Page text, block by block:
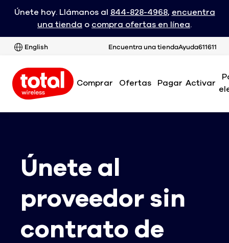
Únete hoy. Llámanos al 844-828-4968, encuentra
una tienda o compra ofertas en línea.
English Encuentra una tiendaAyuda611611
Comprar Ofertas Pagar Activar
Únete al
proveedor sin
contrato de